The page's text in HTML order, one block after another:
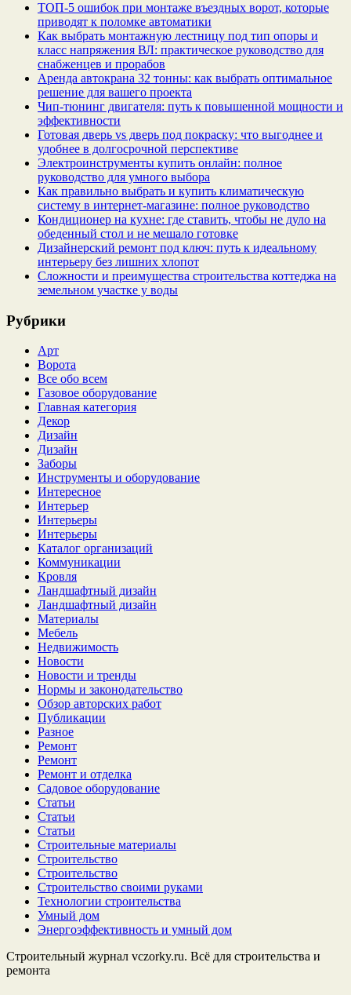
ТОП-5 ошибок при монтаже въездных ворот, которые
приводят к поломке автоматики
Как выбрать монтажную лестницу под тип опоры и
класс напряжения ВЛ: практическое руководство для
снабженцев и прорабов
Аренда автокрана 32 тонны: как выбрать оптимальное
решение для вашего проекта
Чип‑тюнинг двигателя: путь к повышенной мощности и
эффективности
Готовая дверь vs дверь под покраску: что выгоднее и
удобнее в долгосрочной перспективе
Электроинструменты купить онлайн: полное
руководство для умного выбора
Как правильно выбрать и купить климатическую
систему в интернет‑магазине: полное руководство
Кондиционер на кухне: где ставить, чтобы не дуло на
обеденный стол и не мешало готовке
Дизайнерский ремонт под ключ: путь к идеальному
интерьеру без лишних хлопот
Сложности и преимущества строительства коттеджа на
земельном участке у воды
Рубрики
Арт
Ворота
Все обо всем
Газовое оборудование
Главная категория
Декор
Дизайн
Дизайн
Заборы
Инструменты и оборудование
Интересное
Интерьер
Интерьеры
Интерьеры
Каталог организаций
Коммуникации
Кровля
Ландшафтный дизайн
Ландшафтный дизайн
Материалы
Мебель
Недвижимость
Новости
Новости и тренды
Нормы и законодательство
Обзор авторских работ
Публикации
Разное
Ремонт
Ремонт
Ремонт и отделка
Садовое оборудование
Статьи
Статьи
Статьи
Строительные материалы
Строительство
Строительство
Строительство своими руками
Технологии строительства
Умный дом
Энергоэффективность и умный дом
Строительный журнал vczorky.ru. Всё для строительства и
ремонта